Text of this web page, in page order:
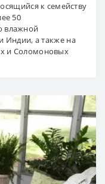
к семейству
50
влажной
Индии, а также на
и Соломоновых